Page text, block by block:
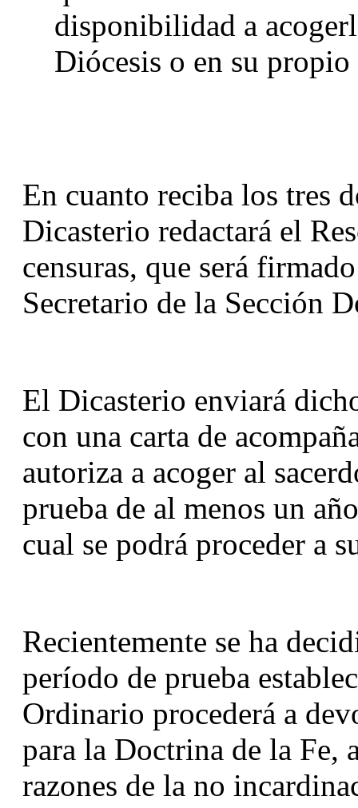
disponibilidad a
Diócesis o en su
En cuanto reciba los tres
Dicasterio redactará el
censuras, que será
Secretario de la Sección
El Dicasterio enviará
con una carta de
autoriza a acoger al
prueba de al menos un
cual se podrá proceder a
Recientemente se ha
período de prueba
Ordinario procederá a
para la Doctrina de la Fe,
razones de la no